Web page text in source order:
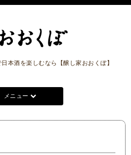
本酒を楽しむなら【醸し家おおくぼ】
メニュー